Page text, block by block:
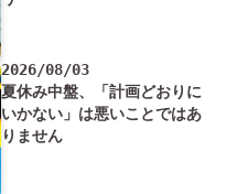
2026/08/03
夏休み中盤、「計画どおりに
いかない」は悪いことではあ
りません